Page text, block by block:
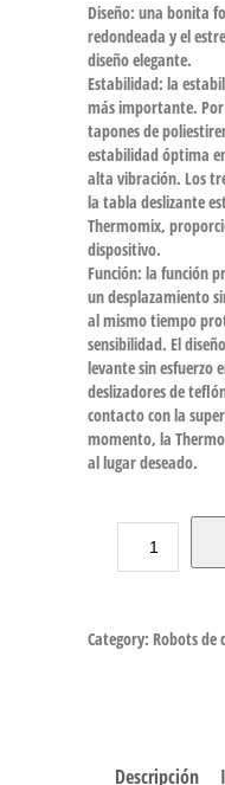
Diseño: una bonita
redondeada y el
diseño elegante.
Estabilidad: la
más importante.
tapones de
estabilidad óptima
alta vibración. Los
la tabla deslizante
Thermomix,
dispositivo.
Función: la función
un desplazamiento
al mismo tiempo
sensibilidad. El
levante sin esfuerzo
deslizadores de
contacto con la
momento, la
al lugar deseado.
Category: Robots de
Descripción